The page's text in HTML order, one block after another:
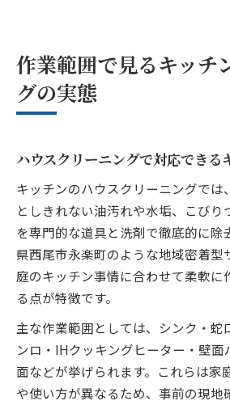
作業範囲で見るキッチ
グの実態
ハウスクリーニングで対応できる
キッチンのハウスクリーニングでは
としきれない油汚れや水垢、こびり
を専門的な道具と洗剤で徹底的に除
県西尾市永楽町のような地域密着型
庭のキッチン事情に合わせて柔軟に
る点が特徴です。
主な作業範囲としては、シンク・蛇
ンロ・IHクッキングヒーター・壁面
面などが挙げられます。これらは家
や使い方が異なるため、事前の現地